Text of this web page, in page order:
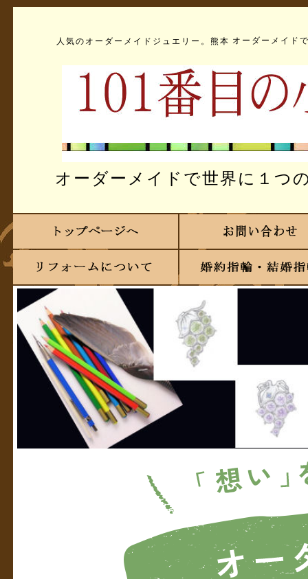
人気のオーダーメイドジュエリー。熊本 オーダーメイド
オーダーメイドで世界に１つ